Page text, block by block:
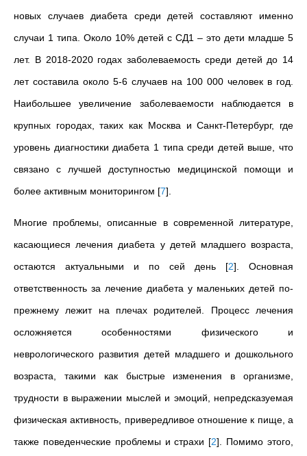
новых случаев диабета среди детей составляют именно
случаи 1 типа. Около 10% детей с СД1 – это дети младше 5
лет. В 2018-2020 годах заболеваемость среди детей до 14
лет составила около 5-6 случаев на 100 000 человек в год.
Наибольшее увеличение заболеваемости наблюдается в
крупных городах, таких как Москва и Санкт-Петербург, где
уровень диагностики диабета 1 типа среди детей выше, что
связано с лучшей доступностью медицинской помощи и
более активным мониторингом [7]
Многие проблемы, описанные в современной литературе,
касающиеся лечения диабета у детей младшего возраста,
остаются актуальными и по сей день [2] . Основная
ответственность за лечение диабета у маленьких детей по-
прежнему лежит на плечах родителей. Процесс лечения
осложняется особенностями физического и
неврологического развития детей младшего и дошкольного
возраста, такими как быстрые изменения в организме,
трудности в выражении мыслей и эмоций, непредсказуемая
физическая активность, привередливое отношение к пище, а
также поведенческие проблемы и страхи [2] . Помимо этого,